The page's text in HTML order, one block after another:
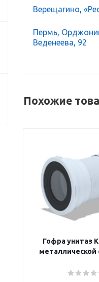
Верещагино,
Пермь,
Веденеева, 92
Похожие
Гофра унитаз
металлической